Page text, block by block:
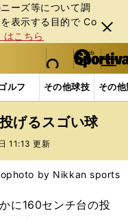
ーズ等について調
表⽰する⽬的で Co
はこちら
閉じ
る
web Sportiva (webスポルティーバ)
検索
マイペ
ー
ジ
メニュ
ルフ その他球技 その
身長167cm、公立高校
げるスゴい球
11:13 更新
photo by Nikkan sports
に160センチ台の投